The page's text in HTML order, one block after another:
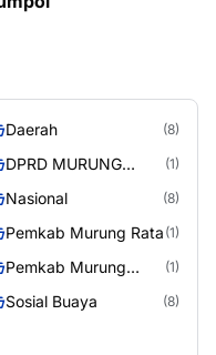
Daerah (8)
DPRD MURUNG
(1)
Nasional (8)
Pemkab Murung Rata (1)
Pemkab Murung
(1)
Sosial Buaya (8)